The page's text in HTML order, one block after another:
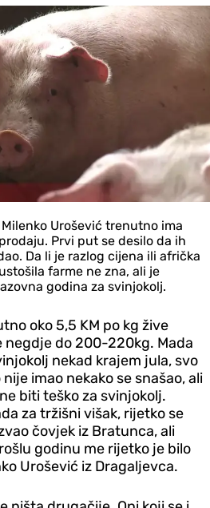
Urošević trenutno ima
Prvi put se desilo da ih
Da li je razlog cijena ili afrička
farme ne zna, ali je
godina za svinjokolj.
oko 5,5 KM po kg žive
negdje do 200-220kg. Mada
nekad krajem jula, svo
imao nekako se snašao, ali
biti teško za svinjokolj.
za tržišni višak, rijetko se
čovjek iz Bratunca, ali
godinu me rijetko je bilo
Urošević iz Dragaljevca.